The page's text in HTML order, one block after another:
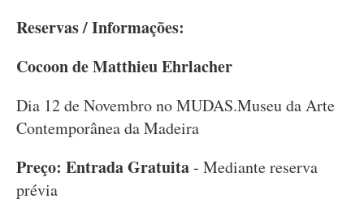
Reservas / Informações:
Cocoon de Matthieu Ehrlacher
Dia 12 de Novembro no MUDAS.Museu da Arte
Contemporânea da Madeira
Preço: Entrada Gratuita- Mediante reserva
prévia